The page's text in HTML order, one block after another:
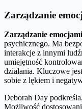
Zarządzanie
Zarządzanie emocjami
psychicznego. Ma
interakcje z innymi
umiejętność
działania. Kluczowe
sobie z lękiem i
Deborah Day
Możliwość